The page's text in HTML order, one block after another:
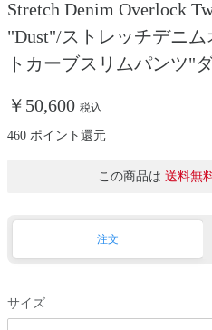
Stretch Denim Overlock
"Dust"/ストレッチデニ
トカーブスリムパンツ"
￥50,600 税込
460 ポイント還元
この商品は 送料無
注文
サイズ